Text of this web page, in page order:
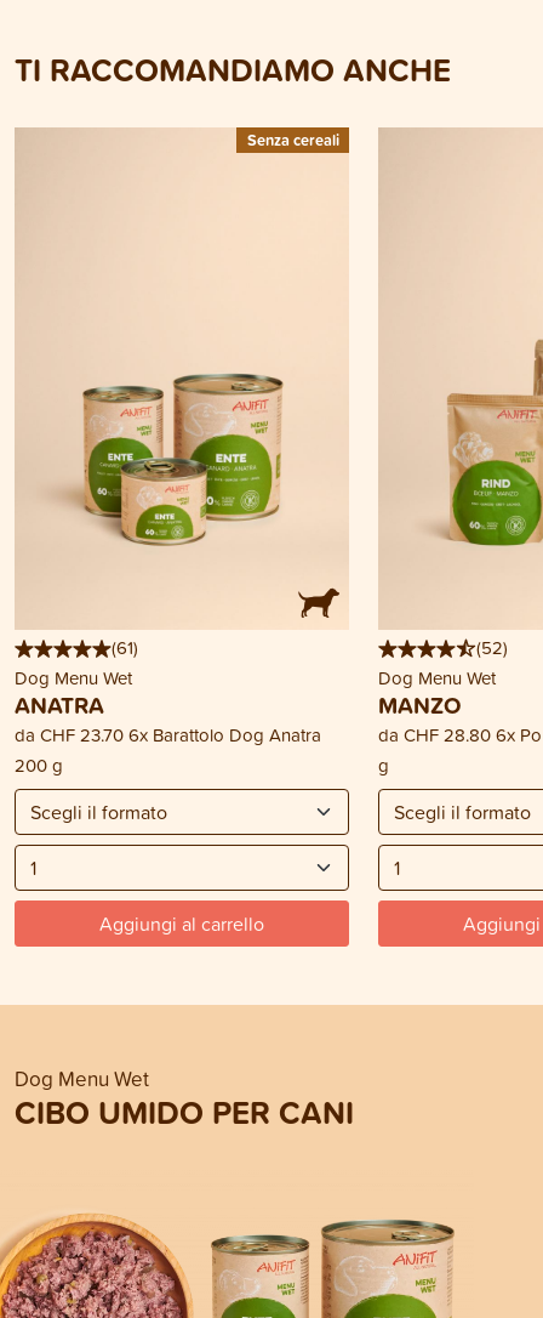
TI RACCOMANDIAMO ANCHE
Senza cereali
(61)
Dog Menu Wet
ANATRA
da CHF 23.706x Barattolo Dog Anatra
200 g
Aggiungi al carrello
(52)
Dog Menu Wet
MANZO
da CHF 28.806x
g
Dog Menu Wet
CIBO UMIDO PER CANI